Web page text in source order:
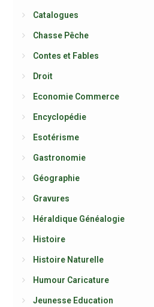
Catalogues
Chasse Pêche
Contes et Fables
Droit
Economie Commerce
Encyclopédie
Esotérisme
Gastronomie
Géographie
Gravures
Héraldique Généalogie
Histoire
Histoire Naturelle
Humour Caricature
Jeunesse Education